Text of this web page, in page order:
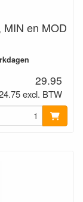
en MOD
29.95
excl. BTW